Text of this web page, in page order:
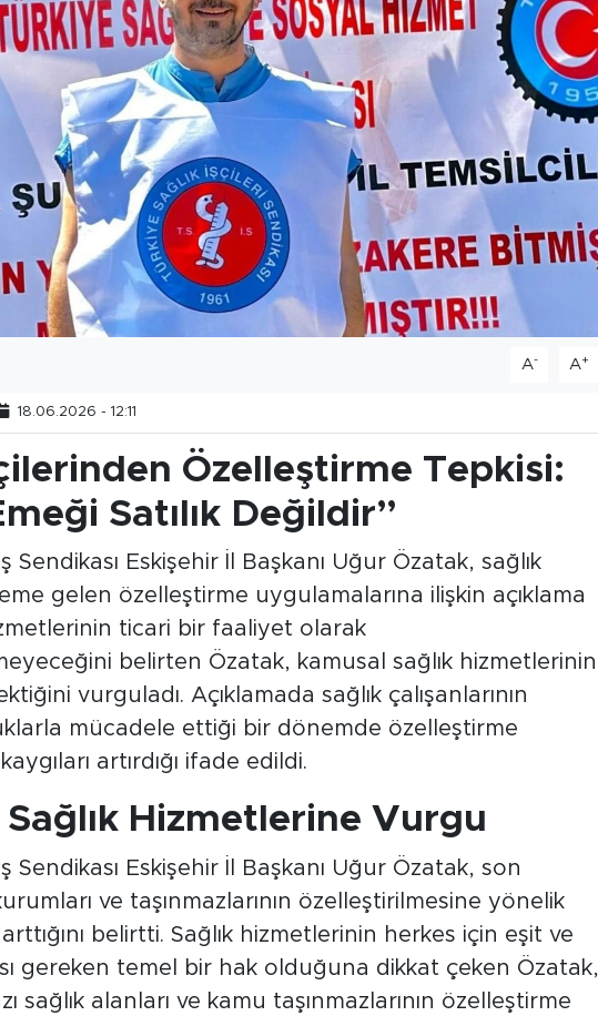
A- A+
18.06.2026 - 12:11
Özelleştirme Tepkisi:
Satılık Değildir”
Sendikası Eskişehir İl Başkanı Uğur Özatak, sağlık
gelen özelleştirme uygulamalarına ilişkin açıklama
ticari bir faaliyet olarak
belirten Özatak, kamusal sağlık hizmetlerinin
vurguladı. Açıklamada sağlık çalışanlarının
mücadele ettiği bir dönemde özelleştirme
artırdığı ifade edildi.
Sağlık Hizmetlerine Vurgu
Sendikası Eskişehir İl Başkanı Uğur Özatak, son
ve taşınmazlarının özelleştirilmesine yönelik
belirtti. Sağlık hizmetlerinin herkes için eşit ve
gereken temel bir hak olduğuna dikkat çeken Özatak,
sağlık alanları ve kamu taşınmazlarının özelleştirme